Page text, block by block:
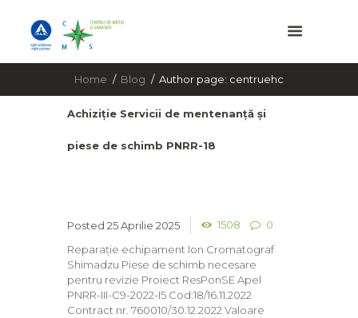
Home Blog Author page: centruehc
Achiziție Servicii de mentenanță și
piese de schimb PNRR-18
25 Aprilie 2025 1508
0
Reparație echipament Ion Cromatograf
Shimadzu Piese de schimb necesare
pentru revizie Proiect ResPonSE Apel
PNRR-III-C9-2022-I5 Cod:18/16.11.2022
Contract nr. 760010/30.12.2022 Valoare